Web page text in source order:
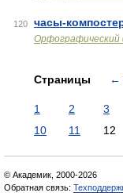
120 часы-
Орфографический
Страницы ←
1 2 3
10
11 12
© Академик, 2000-2026
Обратная связь: